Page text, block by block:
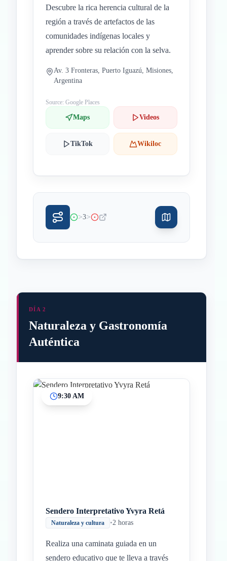
Descubre la rica herencia cultural de la
región a través de artefactos de las
comunidades indígenas locales y
aprender sobre su relación con la selva.
Av. 3 Fronteras, Puerto Iguazú, Misiones,
Argentina
Source: Google Places
Maps Videos
TikTok Wikiloc
>3>
DÍA 2
Naturaleza y Gastronomía
Auténtica
9:30 AM
Sendero Interpretativo Yvyra Retá
Naturaleza y cultura •2 horas
Realiza una caminata guiada en un
sendero educativo que te lleva a través